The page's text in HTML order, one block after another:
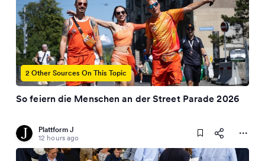
2 Other Sources On This Topic
So feiern die Menschen an der Street Parade 2026
Plattform J
12 hours ago